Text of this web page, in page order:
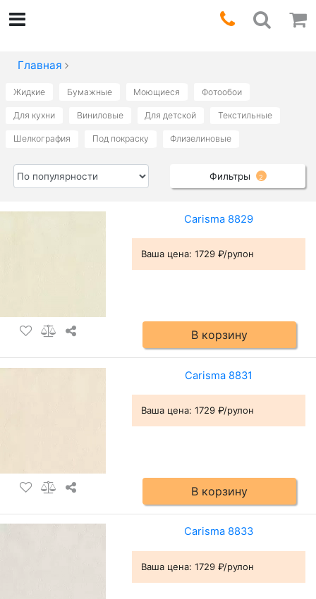
Главная
Жидкие Бумажные Моющиеся Фотообои
Для кухни Виниловые Для детской Текстильные
Шелкография Под покраску Флизелиновые
Фильтры 2
Carisma 8829
Ваша цена: 1729 ₽/рулон
В корзину
Carisma 8831
Ваша цена: 1729 ₽/рулон
В корзину
Carisma 8833
Ваша цена: 1729 ₽/рулон